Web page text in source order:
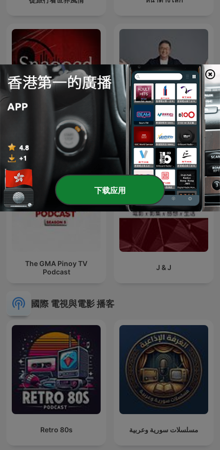
Snapped: Women Who
Murder
欸！我說到哪裡了？
The GMA Pinoy TV
Podcast
J & J
國際 電視與電影 播客
Retro 80s مسلسلات سورية وعربية
下载应用